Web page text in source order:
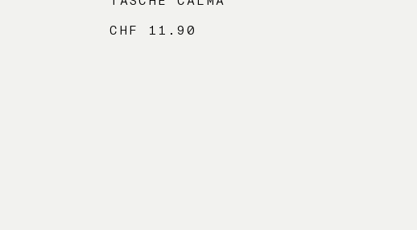
CHF
11.90